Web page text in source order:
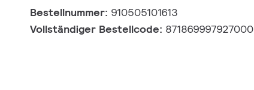
Bestellnummer: 910505101613
Vollständiger Bestellcode: 871869997927000